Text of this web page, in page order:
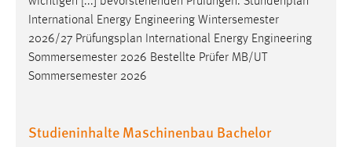
International Energy Engineering Wintersemester
2026/27 Prüfungsplan International Energy Engineering
Sommersemester 2026 Bestellte Prüfer MB/UT
Sommersemester 2026
Studieninhalte Maschinenbau Bachelor